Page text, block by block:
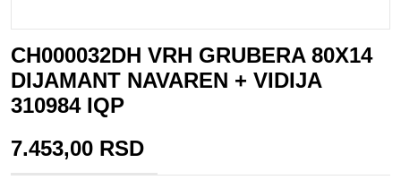
CH000032DH VRH GRUBERA 80X14
DIJAMANT NAVAREN + VIDIJA
310984 IQP
7.453,00 RSD